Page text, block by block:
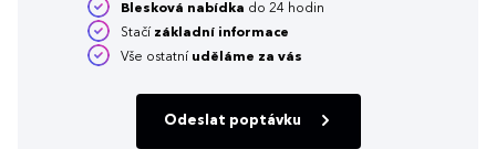
Blesková nabídka do 24 hodin
Stačí základní informace
Vše ostatní uděláme za vás
Odeslat poptávku